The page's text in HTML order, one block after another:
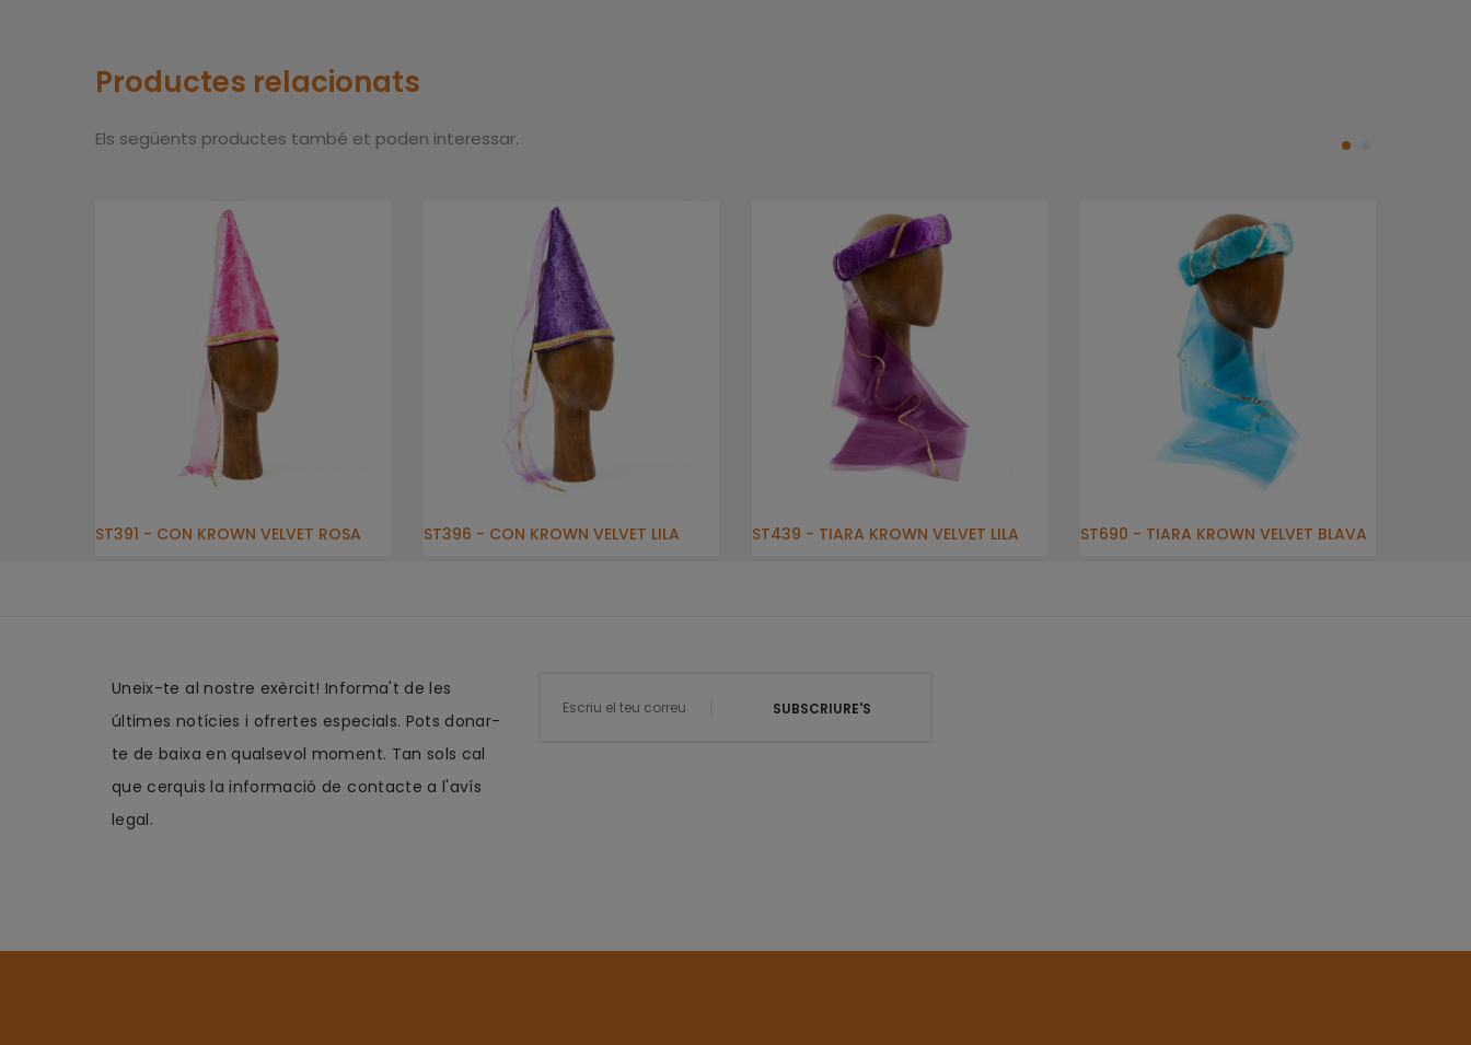
Productes relacionats
Els següents productes també et poden interessar.
ST391 - CON KROWN VELVET ROSA ST396 - CON KROWN VELVET LILA ST439 - TIARA KROWN VELVET LILA ST690 - TIARA KROWN VELVET BLAVA
Uneix-te al nostre exèrcit! Informa't de les
últimes notícies i ofrertes especials. Pots donar-
te de baixa en qualsevol moment. Tan sols cal
que cerquis la informació de contacte a l'avís
legal.
SUBSCRIURE'S